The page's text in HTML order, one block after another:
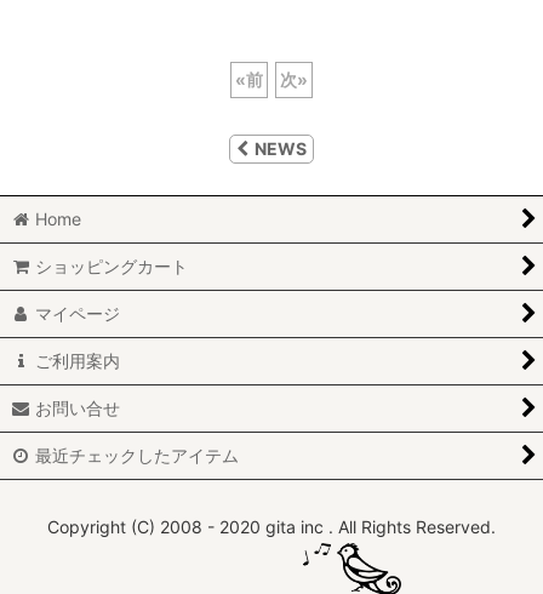
«前 次»
NEWS
Home
ショッピングカート
マイページ
ご利用案内
お問い合せ
最近チェックしたアイテム
Copyright (C) 2008 - 2020 gita inc . All Rights Reserved.